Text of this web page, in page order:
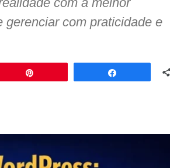
gerenciar com praticidade e
Compartilhar